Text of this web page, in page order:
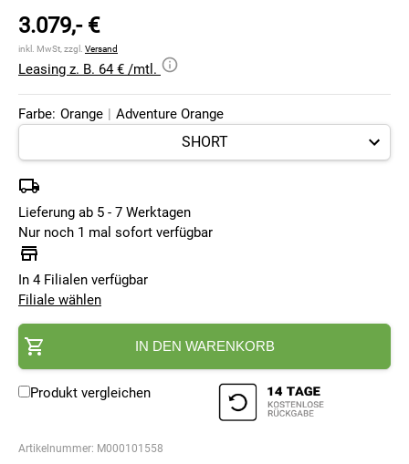
3.079,- €
inkl. MwSt, zzgl. Versand
Leasing z. B. 64 € /mtl.
Farbe: Orange | Adventure Orange
Lieferung ab 5 - 7 Werktagen
Nur noch 1 mal sofort verfügbar
In 4 Filialen verfügbar
Filiale wählen
IN DEN WARENKORB
Produkt vergleichen
Artikelnummer: M000101558